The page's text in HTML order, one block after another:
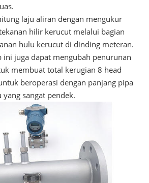
laju aliran dengan mengukur
hilir kerucut melalui bagian
hulu kerucut di dinding meteran.
ini juga dapat mengubah penurunan
membuat total kerugian 8 head
beroperasi dengan panjang pipa
sangat pendek.